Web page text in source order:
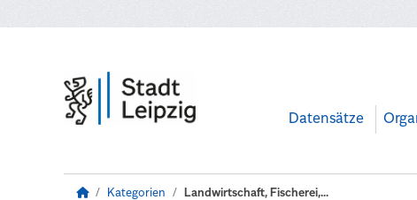
Datensätze
Kategorien Landwirtschaft, Fischerei,...